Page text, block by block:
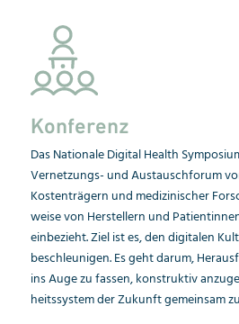
Konferenz
Das Nationale Digital Health
Vernetzungs- und Austausch­forum
Kostenträgern und medizinischer
weise von Herstellern und
einbezieht. Ziel ist es, den digitalen
beschleunigen. Es geht da­rum,
ins Auge zu fassen, konstruktiv
heitssystem der Zukunft gemeinsam